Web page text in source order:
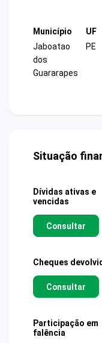
Município
Jaboatao
dos
Guararapes
UF
PE
Situação
Dívidas ativas e
vencidas
Consultar
Cheques
Consultar
Participação em
falência